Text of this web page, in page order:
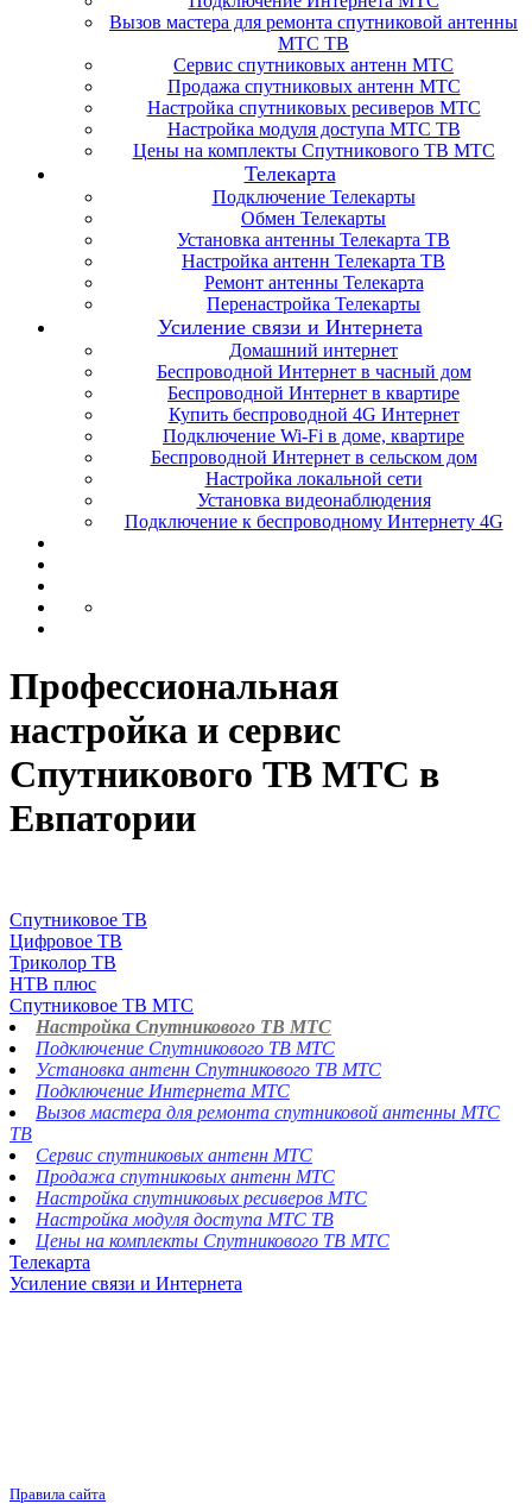
Вызов мастера для ремонта спутниковой антенны
МТС ТВ
Сервис спутниковых антенн МТС
Продажа спутниковых антенн МТС
Настройка спутниковых ресиверов МТС
Настройка модуля доступа МТС ТВ
Цены на комплекты Спутникового ТВ МТС
Телекарта
Подключение Телекарты
Обмен Телекарты
Установка антенны Телекарта ТВ
Настройка антенн Телекарта ТВ
Ремонт антенны Телекарта
Перенастройка Телекарты
Усиление связи и Интернета
Домашний интернет
Беспроводной Интернет в часный дом
Беспроводной Интернет в квартире
Купить беспроводной 4G Интернет
Подключение Wi-Fi в доме, квартире
Беспроводной Интернет в сельском дом
Настройка локальной сети
Установка видеонаблюдения
Подключение к беспроводному Интернету 4G
Профессиональная
настройка и сервис
Спутникового ТВ МТС в
Евпатории
Спутниковое ТВ
Цифровое ТВ
Триколор ТВ
НТВ плюс
Спутниковое ТВ МТС
Настройка Спутникового ТВ МТС
Подключение Спутникового ТВ МТС
Установка антенн Спутникового ТВ МТС
Подключение Интернета МТС
Вызов мастера для ремонта спутниковой антенны МТС
ТВ
Сервис спутниковых антенн МТС
Продажа спутниковых антенн МТС
Настройка спутниковых ресиверов МТС
Настройка модуля доступа МТС ТВ
Цены на комплекты Спутникового ТВ МТС
Телекарта
Усиление связи и Интернета
Правила сайта